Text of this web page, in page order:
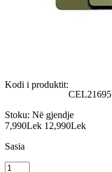
Kodi i produktit:
CEL21695
Stoku: Në gjendje
7,990Lek 12,990Lek
Sasia